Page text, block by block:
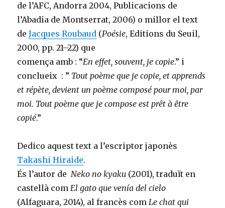
de l’AFC, Andorra 2004, Publicacions de
l’Abadia de Montserrat, 2006) o millor el text
deJacques Roubaud (Poésie, Editions du Seuil,
2000, pp. 21–22) que
comença amb : “En effet, souvent, je copie.” i
conclueix : ” Tout poème que je copie, et apprends
et répète, devient un poème composé pour moi, par
moi. Tout poème que je compose est prêt à être
copié.”
Dedico aquest text a l’escriptor japonès
Takashi Hiraide.
És l’autor deNeko no kyaku (2001), traduït en
castellà comEl gato que venía del cielo
(Alfaguara, 2014), al francès comLe chat qui